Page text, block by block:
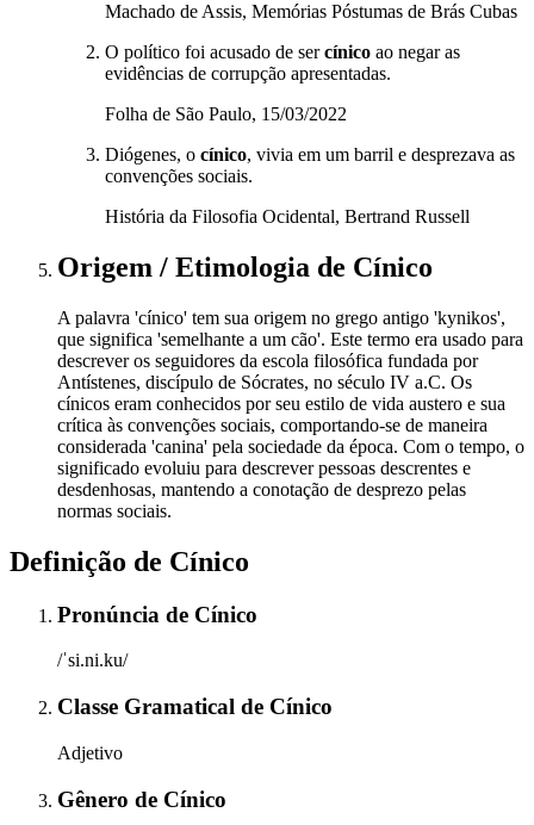
Machado de Assis, Memórias Póstumas de Brás Cubas
O político foi acusado de sercínico ao negar as
evidências de corrupção apresentadas.
Folha de São Paulo, 15/03/2022
Diógenes, o cínico, vivia em um barril e desprezava as
convenções sociais.
História da Filosofia Ocidental, Bertrand Russell
Origem / Etimologia de Cínico
A palavra 'cínico' tem sua origem no grego antigo 'kynikos',
que significa 'semelhante a um cão'. Este termo era usado para
descrever os seguidores da escola filosófica fundada por
Antístenes, discípulo de Sócrates, no século IV a.C. Os
cínicos eram conhecidos por seu estilo de vida austero e sua
crítica às convenções sociais, comportando-se de maneira
considerada 'canina' pela sociedade da época. Com o tempo, o
significado evoluiu para descrever pessoas descrentes e
desdenhosas, mantendo a conotação de desprezo pelas
normas sociais.
Definição de Cínico
Pronúncia de Cínico
/ˈsi.ni.ku/
Classe Gramatical de Cínico
Adjetivo
Gênero de Cínico